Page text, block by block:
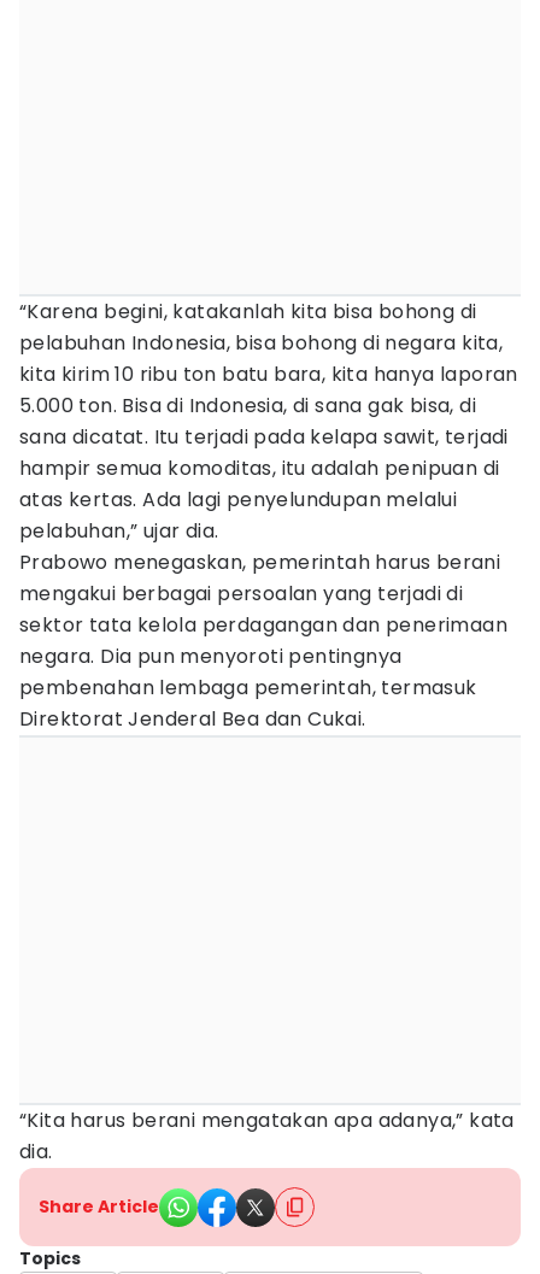
“Karena begini, katakanlah kita bisa bohong di
pelabuhan Indonesia, bisa bohong di negara kita,
kita kirim 10 ribu ton batu bara, kita hanya laporan
5.000 ton. Bisa di Indonesia, di sana gak bisa, di
sana dicatat. Itu terjadi pada kelapa sawit, terjadi
hampir semua komoditas, itu adalah penipuan di
atas kertas. Ada lagi penyelundupan melalui
pelabuhan,” ujar dia.
Prabowo menegaskan, pemerintah harus berani
mengakui berbagai persoalan yang terjadi di
sektor tata kelola perdagangan dan penerimaan
negara. Dia pun menyoroti pentingnya
pembenahan lembaga pemerintah, termasuk
Direktorat Jenderal Bea dan Cukai.
“Kita harus berani mengatakan apa adanya,” kata
dia.
Share Article
Topics